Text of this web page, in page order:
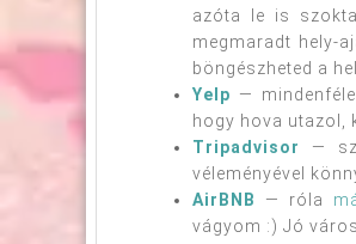
azóta le is
megmaradt hely-
böngészheted a
Yelp —
hogy hova utazol,
Tripadvisor
—
véleményével
AirBNB
— róla
vágyom :) Jó